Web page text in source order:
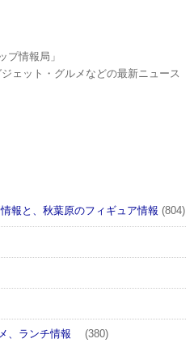
プ情報局」
ェット・グルメなどの最新ニュース
報と、秋葉原のフィギュア情報 (804)
、ランチ情報 (380)